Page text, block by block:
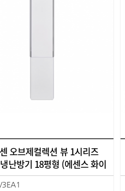
오브제컬렉션 뷰 1시리즈
난방기 18평형 (에센스 화이